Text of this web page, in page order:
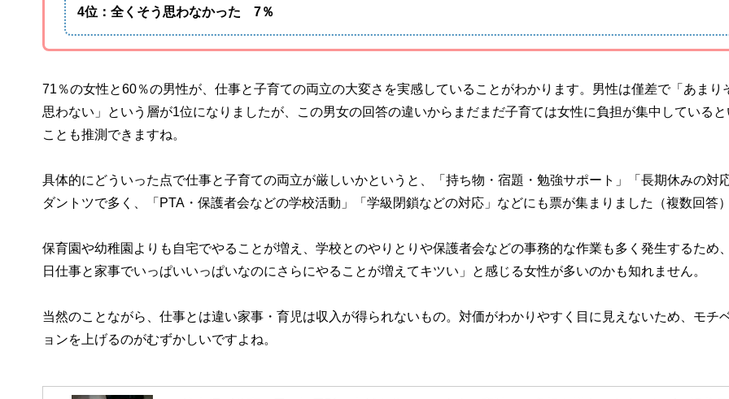
4位：全くそう思わなかった 7％
71％の女性と60％の男性が、仕事と子育ての両立の大変さを実感していることがわかります。男性は僅差で「あまり
思わない」という層が1位になりましたが、この男女の回答の違いからまだまだ子育ては女性に負担が集中していると
ことも推測できますね。
具体的にどういった点で仕事と子育ての両立が厳しいかというと、「持ち物・宿題・勉強サポート」「長期休みの対
ダントツで多く、「PTA・保護者会などの学校活動」「学級閉鎖などの対応」などにも票が集まりました（複数回答）
保育園や幼稚園よりも自宅でやることが増え、学校とのやりとりや保護者会などの事務的な作業も多く発生するため
日仕事と家事でいっぱいいっぱいなのにさらにやることが増えてキツい」と感じる女性が多いのかも知れません。
当然のことながら、仕事とは違い家事・育児は収入が得られないもの。対価がわかりやすく目に見えないため、モチ
ョンを上げるのがむずかしいですよね。